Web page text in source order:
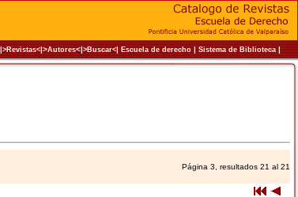
>Revistas<|>Autores<|>Buscar<|Escuela de derecho|Sistema de Biblioteca|
Página 3, resultados 21 al 21